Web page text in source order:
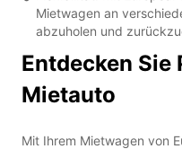
Mietwagen an
abzuholen und
Entdecken Sie
Mietauto
Mit Ihrem Mietwagen von